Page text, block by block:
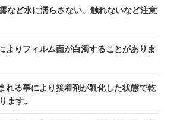
など水に濡らさない、触れないなど注意
よりフィルム面が白濁することがありま
れる事により接着剤が乳化した状態で乾
ます。